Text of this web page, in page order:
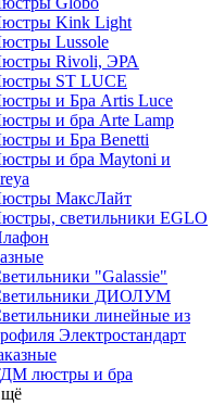
Kink Light
Lussole
Rivoli, ЭРА
ST LUCE
и Бра Artis Luce
и бра Arte Lamp
и Бра Benetti
и бра Maytoni и
МаксЛайт
светильники EGLO
"Galassie"
ДИОЛУМ
линейные из
Электростандарт
люстры и бра